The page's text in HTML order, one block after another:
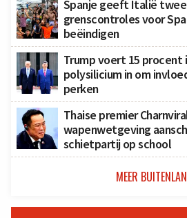
Spanje geeft Italië
grenscontroles voor
beëindigen
Trump voert 15
polysilicium in om
perken
Thaise premier
wapenwetgeving
schietpartij op school
MEER